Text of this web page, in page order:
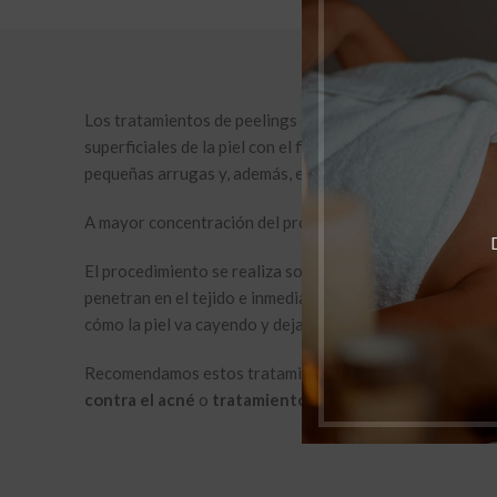
Los tratamientos de peelings químicos consisten en la
superficiales de la piel con el fin de mejorar aspectos
pequeñas arrugas y, además, eliminar o disminuir
A mayor concentración del producto, mayor grado de
El procedimiento se realiza sobre la piel totalmente
penetran en el tejido e inmediatamente empieza la
cómo la piel va cayendo y deja paso a las capas más
Recomendamos estos tratamientos de peelings químicos
contra el acné o tratamiento contra arrugas